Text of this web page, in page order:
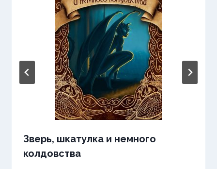
Зверь, шкатулка и немного
колдовства